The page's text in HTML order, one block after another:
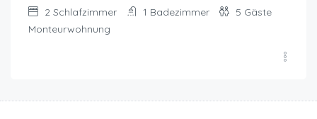
2 Schlafzimmer 1 Badezimmer 5 Gäste
Monteurwohnung